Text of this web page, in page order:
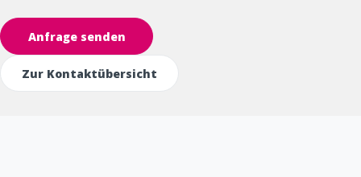
Anfrage senden
Zur Kontaktübersicht